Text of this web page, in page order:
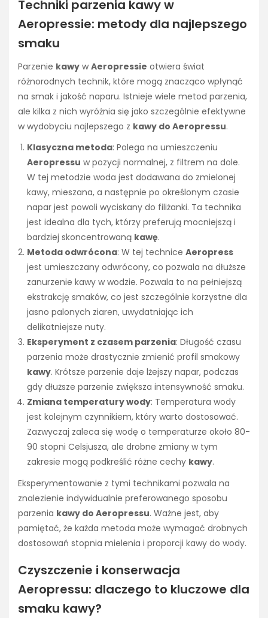
Techniki parzenia kawy w
Aeropressie: metody dla najlepszego
smaku
Parzenie kawy w Aeropressie otwiera świat
różnorodnych technik, które mogą znacząco wpłynąć
na smak i jakość naparu. Istnieje wiele metod parzenia,
ale kilka z nich wyróżnia się jako szczególnie efektywne
w wydobyciu najlepszego z kawy do Aeropressu.
Klasyczna metoda: Polega na umieszczeniu
Aeropressu w pozycji normalnej, z filtrem na dole.
W tej metodzie woda jest dodawana do zmielonej
kawy, mieszana, a następnie po określonym czasie
napar jest powoli wyciskany do filiżanki. Ta technika
jest idealna dla tych, którzy preferują mocniejszą i
bardziej skoncentrowaną kawę.
Metoda odwrócona: W tej technice Aeropress
jest umieszczany odwrócony, co pozwala na dłuższe
zanurzenie kawy w wodzie. Pozwala to na pełniejszą
ekstrakcję smaków, co jest szczególnie korzystne dla
jasno palonych ziaren, uwydatniając ich
delikatniejsze nuty.
Eksperyment z czasem parzenia: Długość czasu
parzenia może drastycznie zmienić profil smakowy
kawy. Krótsze parzenie daje lżejszy napar, podczas
gdy dłuższe parzenie zwiększa intensywność smaku.
Zmiana temperatury wody: Temperatura wody
jest kolejnym czynnikiem, który warto dostosować.
Zazwyczaj zaleca się wodę o temperaturze około 80-
90 stopni Celsjusza, ale drobne zmiany w tym
zakresie mogą podkreślić różne cechy kawy.
Eksperymentowanie z tymi technikami pozwala na
znalezienie indywidualnie preferowanego sposobu
parzenia kawy do Aeropressu. Ważne jest, aby
pamiętać, że każda metoda może wymagać drobnych
dostosowań stopnia mielenia i proporcji kawy do wody.
Czyszczenie i konserwacja
Aeropressu: dlaczego to kluczowe dla
smaku kawy?